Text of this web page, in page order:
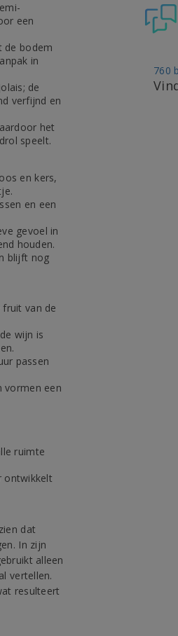
een
de bodem
in
de
verfijnd en
het
speelt.
en kers,
en een
gevoel in
houden.
blijft nog
van de
wijn is
passen
vormen een
ruimte
ontwikkelt
dat
In zijn
alleen
vertellen.
resulteert
760